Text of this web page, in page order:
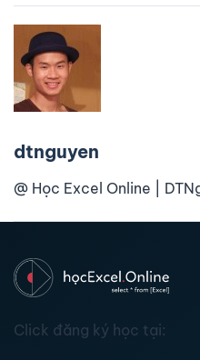
dtnguyen
@ Học Excel Online |
Click đăng ký học tại: